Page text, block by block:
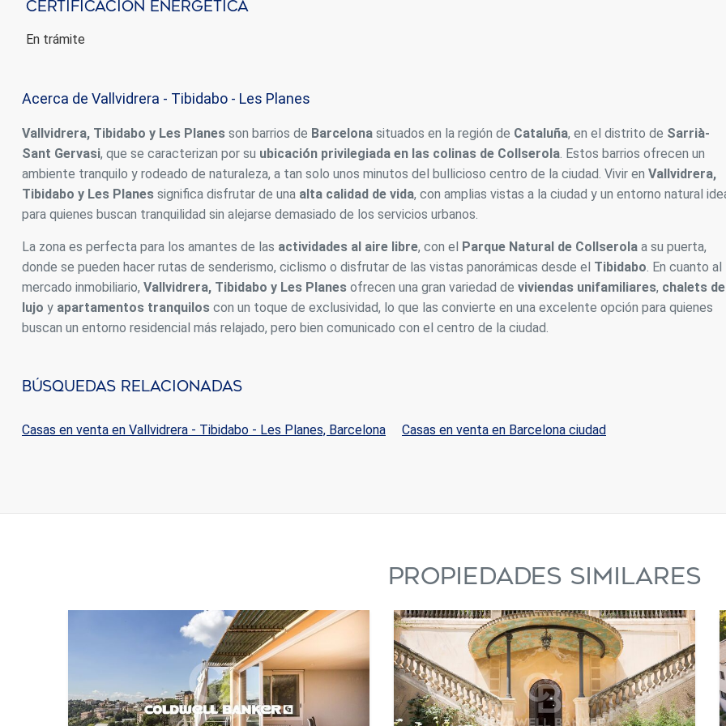
Certificación Energética
En trámite
Acerca de Vallvidrera - Tibidabo - Les Planes
Vallvidrera, Tibidabo y Les Planes son barrios de Barcelona situados en la región de Cataluña, en el distrito de Sarrià-
Sant Gervasi, que se caracterizan por su ubicación privilegiada en las colinas de Collserola . Estos barrios ofrecen un
ambiente tranquilo y rodeado de naturaleza, a tan solo unos minutos del bullicioso centro de la ciudad. Vivir en Vallvidrera,
Tibidabo y Les Planes significa disfrutar de una alta calidad de vida, con amplias vistas a la ciudad y un entorno natural
para quienes buscan tranquilidad sin alejarse demasiado de los servicios urbanos.
La zona es perfecta para los amantes de las actividades al aire libre, con el Parque Natural de Collserola a su puerta,
donde se pueden hacer rutas de senderismo, ciclismo o disfrutar de las vistas panorámicas desde el Tibidabo . En cuanto al
mercado inmobiliario, Vallvidrera, Tibidabo y Les Planes ofrecen una gran variedad de viviendas unifamiliares, chalets de
lujo y apartamentos tranquilos con un toque de exclusividad, lo que las convierte en una excelente opción para quienes
buscan un entorno residencial más relajado, pero bien comunicado con el centro de la ciudad.
Búsquedas Relacionadas
Casas en venta en Vallvidrera - Tibidabo - Les Planes, Barcelona Casas en venta en Barcelona ciudad
PROPIEDADES SIMILARES